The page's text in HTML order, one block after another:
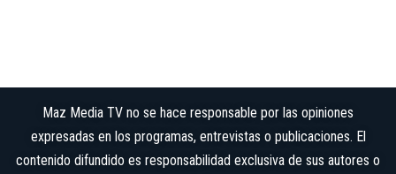
Maz Media TV no se hace responsable por las opiniones
expresadas en los programas, entrevistas o publicaciones. El
contenido difundido es responsabilidad exclusiva de sus autores o